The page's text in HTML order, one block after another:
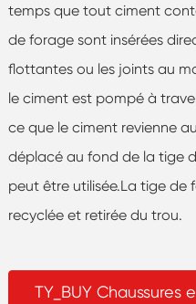
temps que tout ciment
de forage sont insérées
flottantes ou les joints au
le ciment est pompé à
ce que le ciment revienne
déplacé au fond de la tige
peut être utilisée.La tige de
recyclée et retirée du trou.
TY_BUY